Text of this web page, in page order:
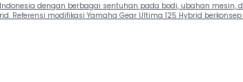
dengan berbagai sentuhan pada bodi, ubahan
Referensi modifikasi Yamaha Gear Ultima 125 Hybrid